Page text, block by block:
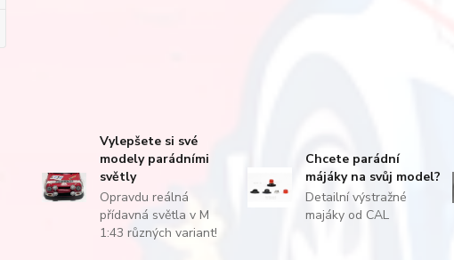
Vylepšete si své
modely parádními
světly
Opravdu reálná
přídavná světla v M
1:43 různých variant!
Chcete parádní
májáky na svůj model?
Detailní výstražné
majáky od CAL